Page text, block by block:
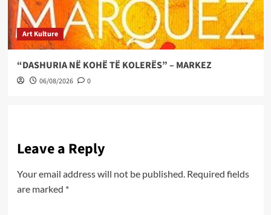
Art Kulture
“DASHURIA NË KOHË TË KOLERËS” – MARKEZ
06/08/2026 0
Leave a Reply
Your email address will not be published. Required fields
are marked *